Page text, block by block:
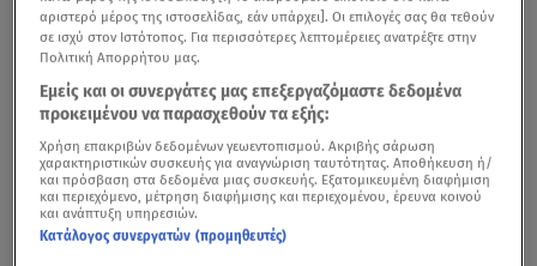
αριστερό μέρος της ιστοσελίδας, εάν υπάρχει]. Οι επιλογές σας θα τεθούν
σε ισχύ στον Ιστότοπος. Για περισσότερες λεπτομέρειες ανατρέξτε στην
Πολιτική Απορρήτου μας.
Εμείς και οι συνεργάτες μας επεξεργαζόμαστε δεδομένα
προκειμένου να παρασχεθούν τα εξής:
Χρήση επακριβών δεδομένων γεωεντοπισμού. Ακριβής σάρωση
χαρακτηριστικών συσκευής για αναγνώριση ταυτότητας. Αποθήκευση ή/
και πρόσβαση στα δεδομένα μιας συσκευής. Εξατομικευμένη διαφήμιση
και περιεχόμενο, μέτρηση διαφήμισης και περιεχομένου, έρευνα κοινού
και ανάπτυξη υπηρεσιών.
Κατάλογος συνεργατών (προμηθευτές)